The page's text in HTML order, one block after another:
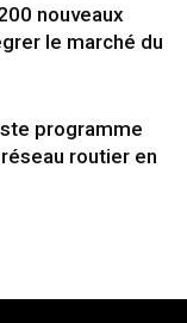
nouveaux
le marché du
programme
routier en